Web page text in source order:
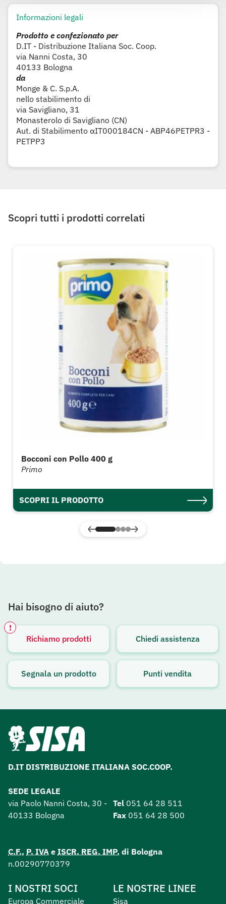
Informazioni legali
Prodotto e confezionato per
D.IT - Distribuzione Italiana Soc. Coop.
via Nanni Costa, 30
40133 Bologna
da
Monge & C. S.p.A.
nello stabilimento di
via Savigliano, 31
Monasterolo di Savigliano (CN)
Aut. di Stabilimento αIT000184CN - ABP46PETPR3 -
PETPP3
Scopri tutti i prodotti correlati
Bocconi con Pollo 400 g
Primo
SCOPRI IL PRODOTTO
Hai bisogno di aiuto?
Richiamo prodotti
!
Avviso attivo
Chiedi assistenza
Segnala un prodotto Punti vendita
D.IT DISTRIBUZIONE ITALIANA SOC.COOP.
SEDE LEGALE
via Paolo Nanni Costa, 30 -
40133 Bologna
Tel 051 64 28 511
Fax 051 64 28 500
C.F., P. IVA e ISCR. REG. IMP. di Bologna
n.00290770379
I NOSTRI SOCI
Europa Commerciale
LE NOSTRE LINEE
Sisa